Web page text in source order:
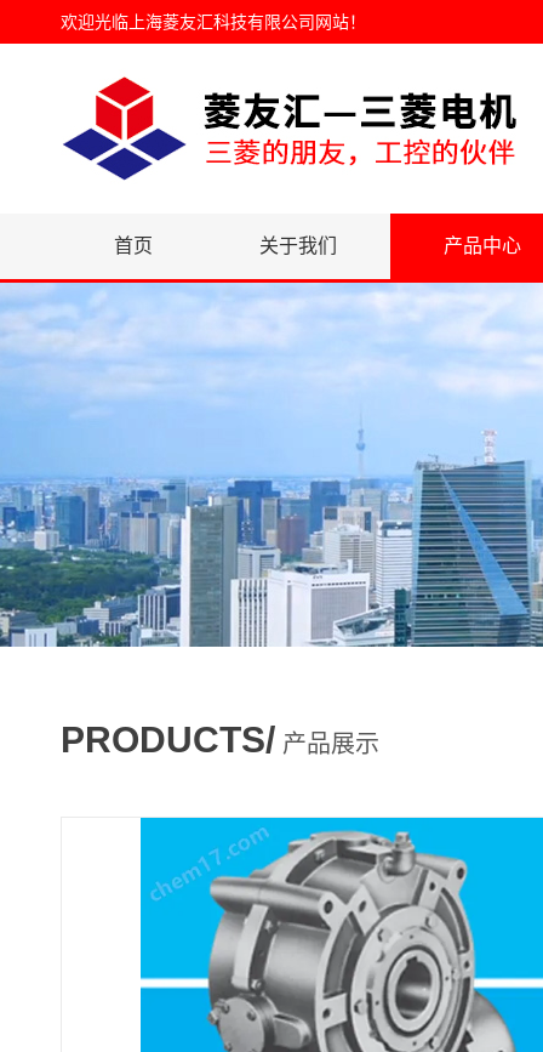
欢迎光临 上海菱友汇科技有限公司网站！
首页 关于我们 产品中心
PRODUCTS/ 产品展示